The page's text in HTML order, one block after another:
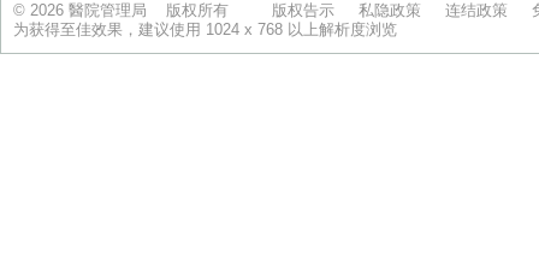
© 2026 醫院管理局 版权所有 版权告示 私隐政策 连结政策
为获得至佳效果，建议使用 1024 x 768 以上解析度浏览